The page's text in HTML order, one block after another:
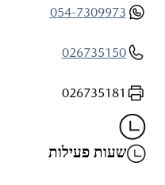
054-7309973
026735150
026735181
שעות פעילות